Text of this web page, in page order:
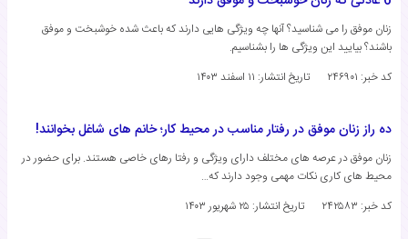
زنان موفق را می شناسید؟ آنها چه ویژگی هایی دارند که باعث شده خوشبخت و موفق
باشند؟ بیایید این ویژگی ها را بشناسیم.
کد خبر: ۲۴۶۹۰۱
تاریخ انتشار: ۱۱ اسفند ۱۴۰۳
ده راز زنان موفق در رفتار مناسب در محیط کار؛ خانم های شاغل بخوانند!
زنان موفق در عرصه های مختلف دارای ویژگی و رفتا رهای خاصی هستند. برای حضور در
محیط های کاری نکات مهمی وجود دارند که…
کد خبر: ۲۴۲۵۸۳
تاریخ انتشار: ۲۵ شهریور ۱۴۰۳